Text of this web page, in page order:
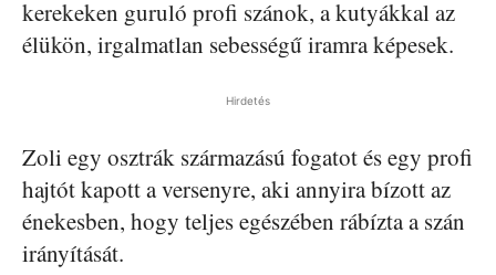
kerekeken guruló profi szánok, a kutyákkal az
élükön, irgalmatlan sebességű iramra képesek.
Hirdetés
Zoli egy osztrák származású fogatot és egy profi
hajtót kapott a versenyre, aki annyira bízott az
énekesben, hogy teljes egészében rábízta a szán
irányítását.